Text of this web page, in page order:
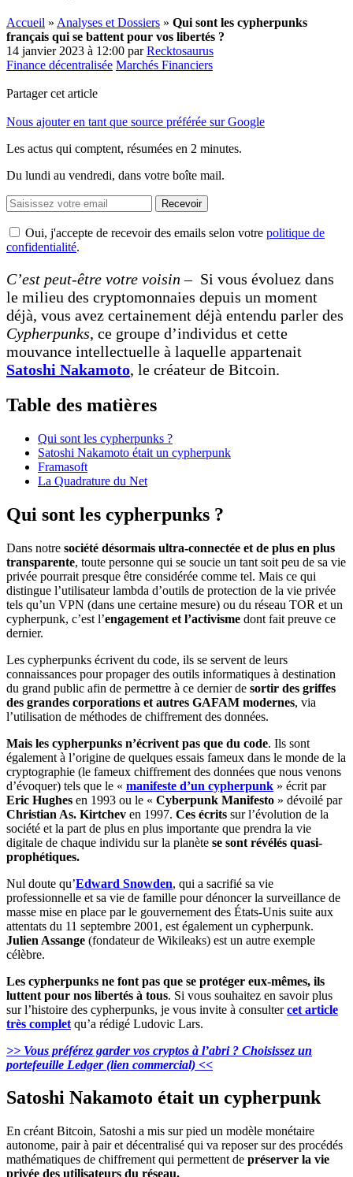
Accueil » Analyses et Dossiers » Qui sont les cypherpunks
français qui se battent pour vos libertés ?
14 janvier 2023 à 12:00 parRecktosaurus
Finance décentralisée Marchés Financiers
Partager cet article
Nous ajouter en tant que source préférée sur Google
Les actus qui comptent, résumées en 2 minutes.
Du lundi au vendredi, dans votre boîte mail.
Recevoir
Oui, j'accepte de recevoir des emails selon votre politique de
confidentialité.
C’est peut-être votre voisin – Si vous évoluez dans
le milieu des cryptomonnaies depuis un moment
déjà, vous avez certainement déjà entendu parler des
Cypherpunks, ce groupe d’individus et cette
mouvance intellectuelle à laquelle appartenait
Satoshi Nakamoto, le créateur de Bitcoin.
Table des matières
Qui sont les cypherpunks ?
Satoshi Nakamoto était un cypherpunk
Framasoft
La Quadrature du Net
Qui sont les cypherpunks ?
Dans notre société désormais ultra-connectée et de plus en plus
transparente, toute personne qui se soucie un tant soit peu de sa vie
privée pourrait presque être considérée comme tel. Mais ce qui
distingue l’utilisateur lambda d’outils de protection de la vie privée
tels qu’un VPN (dans une certaine mesure) ou du réseau TOR et un
cypherpunk, c’est l’engagement et l’activisme dont fait preuve ce
dernier.
Les cypherpunks écrivent du code, ils se servent de leurs
connaissances pour propager des outils informatiques à destination
du grand public afin de permettre à ce dernier de sortir des griffes
des grandes corporations et autres GAFAM modernes, via
l’utilisation de méthodes de chiffrement des données.
Mais les cypherpunks n’écrivent pas que du code. Ils sont
également à l’origine de quelques essais fameux dans le monde de la
cryptographie (le fameux chiffrement des données que nous venons
d’évoquer) tels que le « manifeste d’un cypherpunk » écrit par
Eric Hughes en 1993 ou le « Cyberpunk Manifesto » dévoilé par
Christian As. Kirtchev en 1997. Ces écrits sur l’évolution de la
société et la part de plus en plus importante que prendra la vie
digitale de chaque individu sur la planète se sont révélés quasi-
prophétiques.
Nul doute qu’Edward Snowden, qui a sacrifié sa vie
professionnelle et sa vie de famille pour dénoncer la surveillance de
masse mise en place par le gouvernement des États-Unis suite aux
attentats du 11 septembre 2001, est également un cypherpunk.
Julien Assange (fondateur de Wikileaks) est un autre exemple
célèbre.
Les cypherpunks ne font pas que se protéger eux-mêmes, ils
luttent pour nos libertés à tous. Si vous souhaitez en savoir plus
sur l’histoire des cypherpunks, je vous invite à consultercet article
très complet qu’a rédigé Ludovic Lars.
>> Vous préférez garder vos cryptos à l’abri ? Choisissez un
portefeuille Ledger (lien commercial) <<
Satoshi Nakamoto était un cypherpunk
En créant Bitcoin, Satoshi a mis sur pied un modèle monétaire
autonome, pair à pair et décentralisé qui va reposer sur des procédés
mathématiques de chiffrement qui permettent de préserver la vie
privée des utilisateurs du réseau.